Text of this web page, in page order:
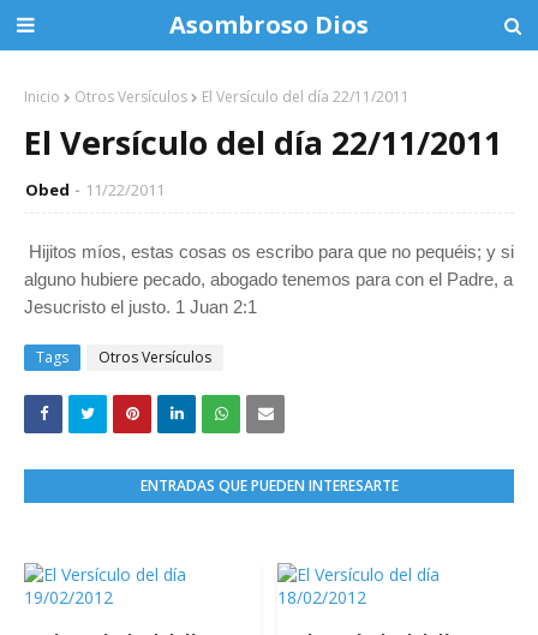
Asombroso Dios
Inicio Otros Versículos El Versículo del día 22/11/2011
El Versículo del día 22/11/2011
Obed 11/22/2011
Hijitos míos, estas cosas os escribo para que no pequéis; y si
alguno hubiere pecado, abogado tenemos para con el Padre, a
Jesucristo el justo. 1 Juan 2:1
Tags Otros Versículos
ENTRADAS QUE PUEDEN INTERESARTE